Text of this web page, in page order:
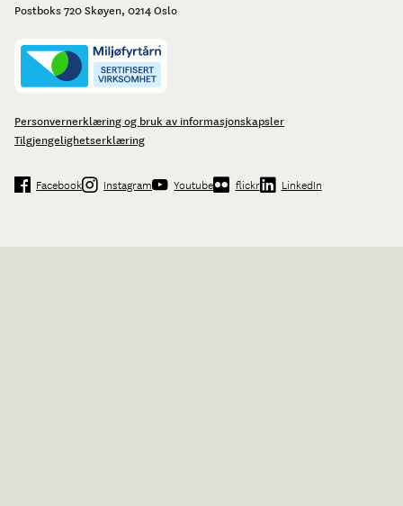
Postboks 720 Skøyen, 0214 Oslo
Personvernerklæring og bruk av informasjonskapsler
Tilgjengelighetserklæring
Facebook Instagram Youtube flickr LinkedIn